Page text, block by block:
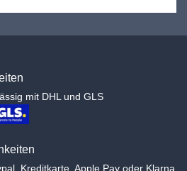
mit DHL und GLS
Kreditkarte, Apple Pay oder Klarna